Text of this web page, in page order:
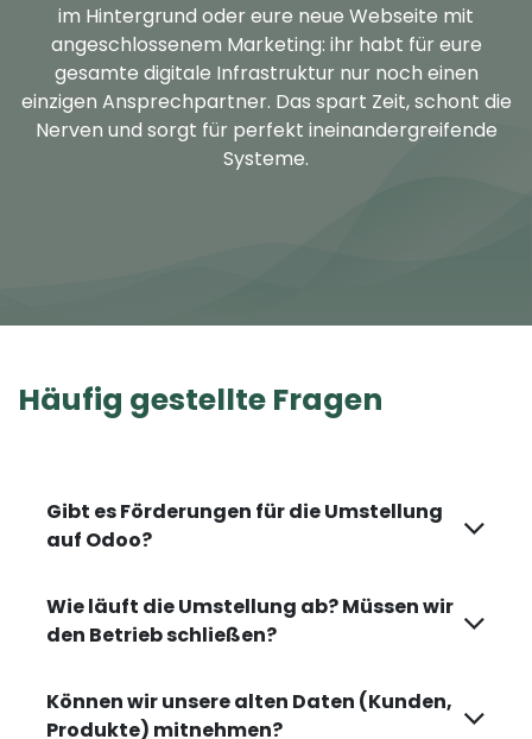
im Hintergrund oder eure neue Webseite mit
angeschlossenem Marketing: ihr habt für eure
gesamte digitale Infrastruktur nur noch einen
einzigen Ansprechpartner. Das spart Zeit, schont die
Nerven und sorgt für perfekt ineinandergreifende
Systeme.
Häufig gestellte Fragen
Gibt es Förderungen für die Umstellung
auf Odoo?
Wie läuft die Umstellung ab? Müssen wir
den Betrieb schließen?
Können wir unsere alten Daten (Kunden,
Produkte) mitnehmen?